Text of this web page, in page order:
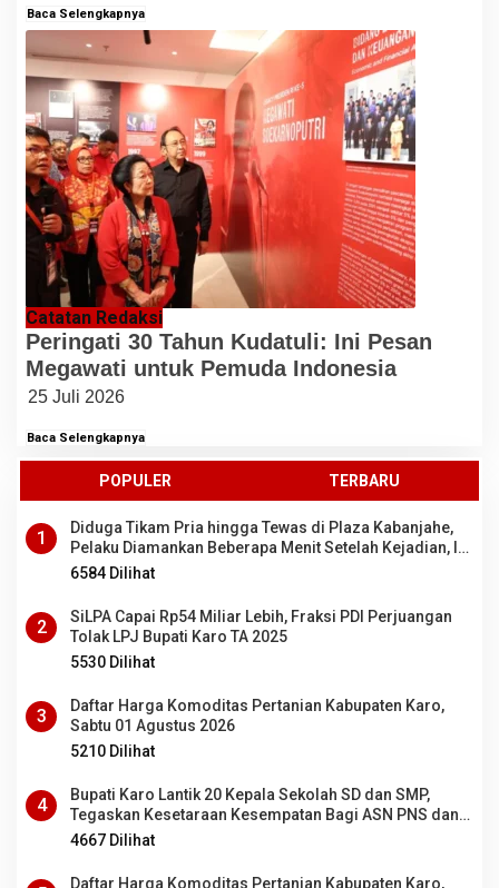
Baca Selengkapnya
Catatan Redaksi
Peringati 30 Tahun Kudatuli: Ini Pesan
Megawati untuk Pemuda Indonesia
25 Juli 2026
Baca Selengkapnya
POPULER TERBARU
1
Diduga Tikam Pria hingga Tewas di Plaza Kabanjahe,
Pelaku Diamankan Beberapa Menit Setelah Kejadian, Ini
Motifnya
6584 Dilihat
2
SiLPA Capai Rp54 Miliar Lebih, Fraksi PDI Perjuangan
Tolak LPJ Bupati Karo TA 2025
5530 Dilihat
3
Daftar Harga Komoditas Pertanian Kabupaten Karo,
Sabtu 01 Agustus 2026
5210 Dilihat
4
Bupati Karo Lantik 20 Kepala Sekolah SD dan SMP,
Tegaskan Kesetaraan Kesempatan Bagi ASN PNS dan
PPPK
4667 Dilihat
Daftar Harga Komoditas Pertanian Kabupaten Karo,